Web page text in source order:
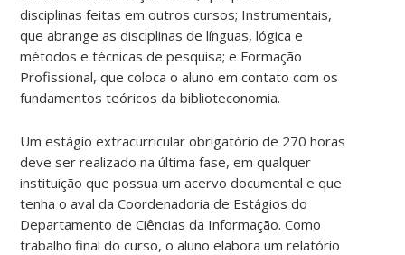
disciplinas feitas em outros cursos; Instrumentais,
que abrange as disciplinas de línguas, lógica e
métodos e técnicas de pesquisa; e Formação
Profissional, que coloca o aluno em contato com os
fundamentos teóricos da biblioteconomia.
Um estágio extracurricular obrigatório de 270 horas
deve ser realizado na última fase, em qualquer
instituição que possua um acervo documental e que
tenha o aval da Coordenadoria de Estágios do
Departamento de Ciências da Informação. Como
trabalho final do curso, o aluno elabora um relatório